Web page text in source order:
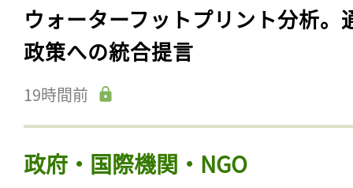
ウォーターフットプリント分析。
政策への統合提言
19時間前
政府・国際機関・NGO